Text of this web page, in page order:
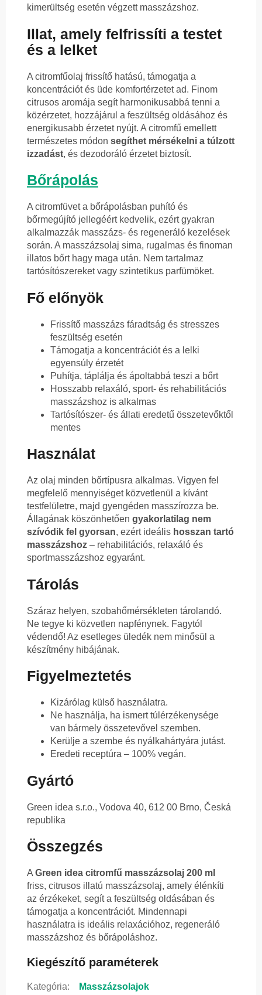
kimerültség esetén végzett masszázshoz.
Illat, amely felfrissíti a testet
és a lelket
A citromfűolaj frissítő hatású, támogatja a
koncentrációt és üde komfortérzetet ad. Finom
citrusos aromája segít harmonikusabbá tenni a
közérzetet, hozzájárul a feszültség oldásához és
energikusabb érzetet nyújt. A citromfű emellett
természetes módon segíthet mérsékelni a túlzott
izzadást, és dezodoráló érzetet biztosít.
Bőrápolás
A citromfüvet a bőrápolásban puhító és
bőrmegújító jellegéért kedvelik, ezért gyakran
alkalmazzák masszázs- és regeneráló kezelések
során. A masszázsolaj sima, rugalmas és finoman
illatos bőrt hagy maga után. Nem tartalmaz
tartósítószereket vagy szintetikus parfümöket.
Fő előnyök
Frissítő masszázs fáradtság és stresszes
feszültség esetén
Támogatja a koncentrációt és a lelki
egyensúly érzetét
Puhítja, táplálja és ápoltabbá teszi a bőrt
Hosszabb relaxáló, sport- és rehabilitációs
masszázshoz is alkalmas
Tartósítószer- és állati eredetű összetevőktől
mentes
Használat
Az olaj minden bőrtípusra alkalmas. Vigyen fel
megfelelő mennyiséget közvetlenül a kívánt
testfelületre, majd gyengéden masszírozza be.
Állagának köszönhetően gyakorlatilag nem
szívódik fel gyorsan, ezért ideális hosszan tartó
masszázshoz – rehabilitációs, relaxáló és
sportmasszázshoz egyaránt.
Tárolás
Száraz helyen, szobahőmérsékleten tárolandó.
Ne tegye ki közvetlen napfénynek. Fagytól
védendő! Az esetleges üledék nem minősül a
készítmény hibájának.
Figyelmeztetés
Kizárólag külső használatra.
Ne használja, ha ismert túlérzékenysége
van bármely összetevővel szemben.
Kerülje a szembe és nyálkahártyára jutást.
Eredeti receptúra – 100% vegán.
Gyártó
Green idea s.r.o., Vodova 40, 612 00 Brno, Česká
republika
Összegzés
A Green idea citromfű masszázsolaj 200 ml
friss, citrusos illatú masszázsolaj, amely élénkíti
az érzékeket, segít a feszültség oldásában és
támogatja a koncentrációt. Mindennapi
használatra is ideális relaxációhoz, regeneráló
masszázshoz és bőrápoláshoz.
Kiegészítő paraméterek
Kategória:
Masszázsolajok